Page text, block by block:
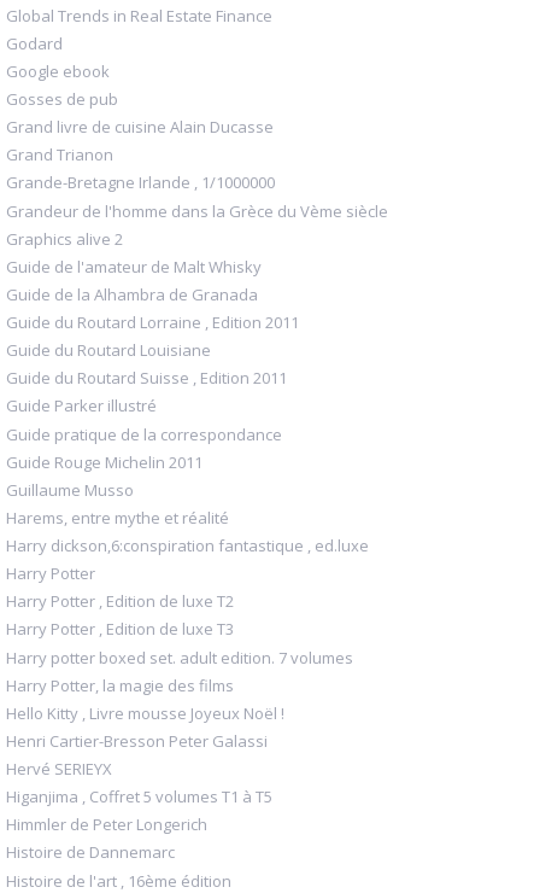
Global Trends in Real Estate Finance
Godard
Google ebook
Gosses de pub
Grand livre de cuisine Alain Ducasse
Grand Trianon
Grande-Bretagne Irlande , 1/1000000
Grandeur de l'homme dans la Grèce du Vème siècle
Graphics alive 2
Guide de l'amateur de Malt Whisky
Guide de la Alhambra de Granada
Guide du Routard Lorraine , Edition 2011
Guide du Routard Louisiane
Guide du Routard Suisse , Edition 2011
Guide Parker illustré
Guide pratique de la correspondance
Guide Rouge Michelin 2011
Guillaume Musso
Harems, entre mythe et réalité
Harry dickson,6:conspiration fantastique , ed.luxe
Harry Potter
Harry Potter , Edition de luxe T2
Harry Potter , Edition de luxe T3
Harry potter boxed set. adult edition. 7 volumes
Harry Potter, la magie des films
Hello Kitty , Livre mousse Joyeux Noël !
Henri Cartier-Bresson Peter Galassi
Hervé SERIEYX
Higanjima , Coffret 5 volumes T1 à T5
Himmler de Peter Longerich
Histoire de Dannemarc
Histoire de l'art , 16ème édition